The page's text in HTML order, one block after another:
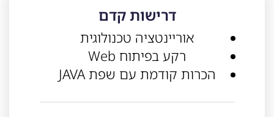
דרישות קדם
אוריינטציה טכנולוגית
רקע בפיתוח Web
הכרות קודמת עם שפת JAVA